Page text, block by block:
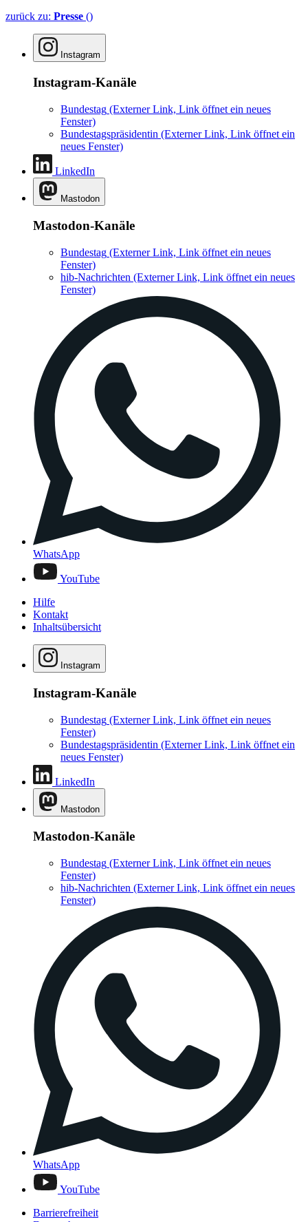
zurück zu: Presse ()
Instagram
Instagram-Kanäle
Bundestag (Externer Link, Link öffnet ein neues
Fenster)
Bundestagspräsidentin (Externer Link, Link öffnet ein
neues Fenster)
LinkedIn
Mastodon
Mastodon-Kanäle
Bundestag (Externer Link, Link öffnet ein neues
Fenster)
hib-Nachrichten (Externer Link, Link öffnet ein neues
Fenster)
WhatsApp
YouTube
Hilfe
Kontakt
Inhaltsübersicht
Instagram
Instagram-Kanäle
Bundestag (Externer Link, Link öffnet ein neues
Fenster)
Bundestagspräsidentin (Externer Link, Link öffnet ein
neues Fenster)
LinkedIn
Mastodon
Mastodon-Kanäle
Bundestag (Externer Link, Link öffnet ein neues
Fenster)
hib-Nachrichten (Externer Link, Link öffnet ein neues
Fenster)
WhatsApp
YouTube
Barrierefreiheit